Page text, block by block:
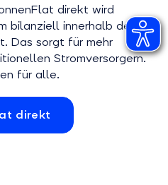
direkt wird
bilanziell innerhalb der
Das sorgt für mehr
Stromversorgern.
für alle.
direkt